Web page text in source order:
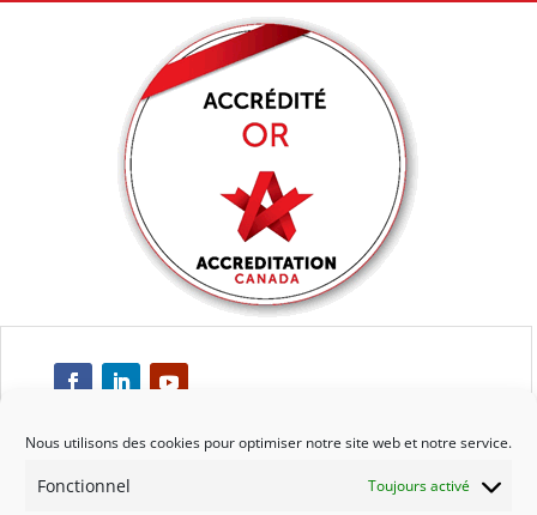
Nous utilisons des cookies pour optimiser notre site web et notre service.
Fonctionnel Toujours activé
Respect